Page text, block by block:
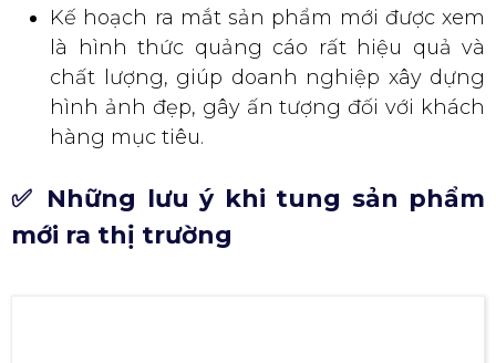
mới ra thị trường sẽ giúp doanh nghiệp
định hướng được điều mà doanh nghiệp
cần làm, từ đó định hình được bộ khung
của sự kiện như địa điểm, thời gian, trang
trí,...được thực hiện một cách tốt nhất.
là hình thức quảng cáo rất hiệu quả và
chất lượng, giúp doanh nghiệp xây dựng
hình ảnh đẹp, gây ấn tượng đối với khách